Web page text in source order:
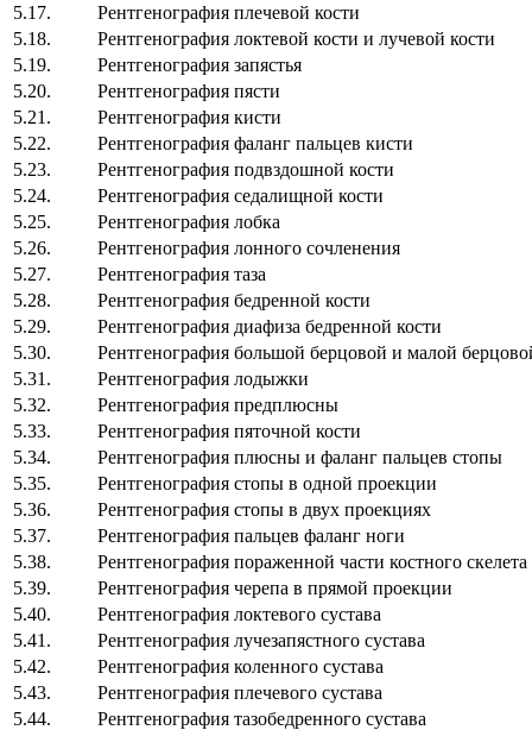
5.17.
Рентгенография плечевой кости
5.18.
Рентгенография локтевой кости и лучевой
5.19.
Рентгенография запястья
5.20.
Рентгенография пясти
5.21.
Рентгенография кисти
5.22.
Рентгенография фаланг пальцев
5.23.
Рентгенография подвздошной кости
5.24.
Рентгенография седалищной кости
5.25.
Рентгенография лобка
5.26.
Рентгенография лонного сочленения
5.27.
Рентгенография таза
5.28.
Рентгенография бедренной кости
5.29.
Рентгенография диафиза бедренной кости
5.30.
Рентгенография большой берцовой и малой
5.31.
Рентгенография лодыжки
5.32.
Рентгенография предплюсны
5.33.
Рентгенография пяточной кости
5.34.
Рентгенография плюсны и фаланг
5.35.
Рентгенография стопы в одной проекции
5.36.
Рентгенография стопы в двух проекциях
5.37.
Рентгенография пальцев фаланг
5.38.
Рентгенография пораженной части костного
5.39.
Рентгенография черепа в прямой проекции
5.40.
Рентгенография локтевого сустава
5.41.
Рентгенография лучезапястного сустава
5.42.
Рентгенография коленного сустава
5.43.
Рентгенография плечевого сустава
5.44.
Рентгенография тазобедренного сустава